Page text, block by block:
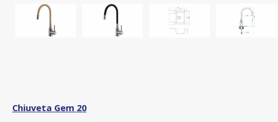
Chiuveta Gem 20